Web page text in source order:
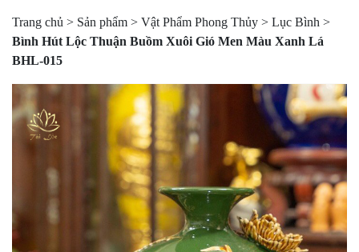
Trang chủ > Sản phẩm > Vật Phẩm Phong Thủy > Lục Bình >
Bình Hút Lộc Thuận Buồm Xuôi Gió Men Màu Xanh Lá
BHL-015